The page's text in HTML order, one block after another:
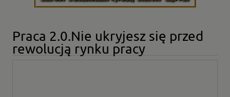
Praca 2.0.Nie ukryjesz się przed
rewolucją rynku pracy